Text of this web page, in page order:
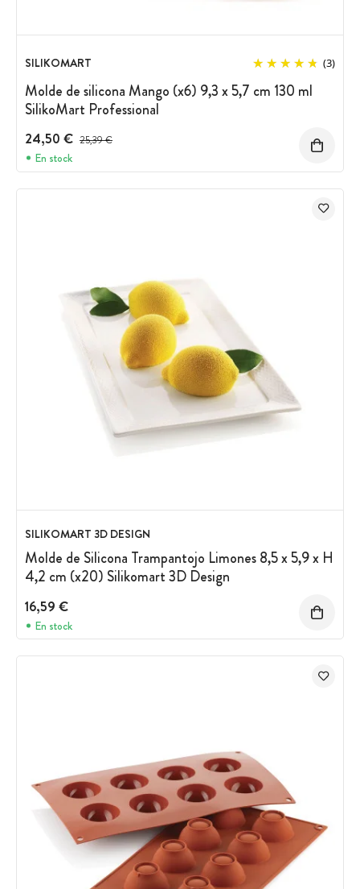
SILIKOMART (3)
Molde de silicona Mango (x6) 9,3 x 5,7 cm 130 ml
SilikoMart Professional
24,50 € Precio antes del descuento
25,39 €
En stock
SILIKOMART 3D DESIGN
Molde de Silicona Trampantojo Limones 8,5 x 5,9 x H
4,2 cm (x20) Silikomart 3D Design
16,59 €
En stock